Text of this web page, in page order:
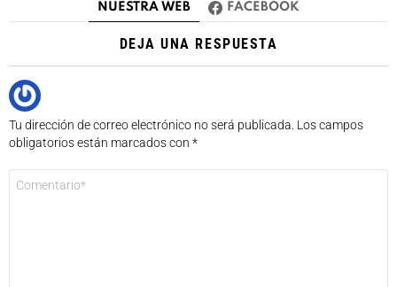
NUESTRA WEB FACEBOOK
DEJA UNA RESPUESTA
Tu dirección de correo electrónico no será publicada. Los campos
obligatorios están marcados con *